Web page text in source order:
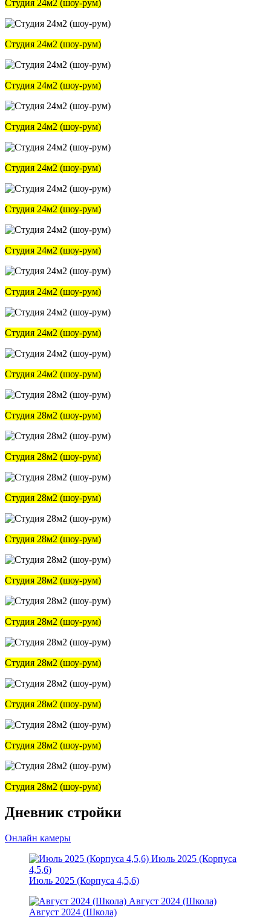
Студия 24м2 (шоу-рум)
Студия 24м2 (шоу-рум)
Студия 24м2 (шоу-рум)
Студия 24м2 (шоу-рум)
Студия 24м2 (шоу-рум)
Студия 24м2 (шоу-рум)
Студия 24м2 (шоу-рум)
Студия 24м2 (шоу-рум)
Студия 24м2 (шоу-рум)
Студия 24м2 (шоу-рум)
Студия 28м2 (шоу-рум)
Студия 28м2 (шоу-рум)
Студия 28м2 (шоу-рум)
Студия 28м2 (шоу-рум)
Студия 28м2 (шоу-рум)
Студия 28м2 (шоу-рум)
Студия 28м2 (шоу-рум)
Студия 28м2 (шоу-рум)
Студия 28м2 (шоу-рум)
Студия 28м2 (шоу-рум)
Дневник стройки
Онлайн камеры
Июль 2025 (Корпуса
4,5,6)
Июль 2025 (Корпуса 4,5,6)
Август 2024 (Школа)
Август 2024 (Школа)